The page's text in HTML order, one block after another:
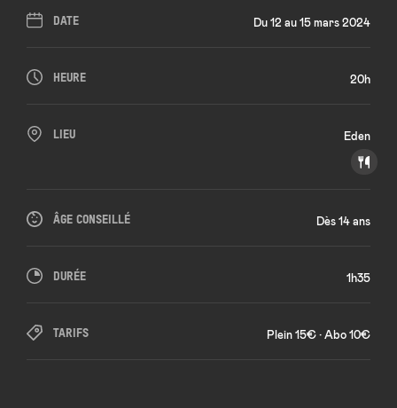
DATE Du 12 au 15 mars 2024
HEURE 20h
LIEU Eden
ÂGE CONSEILLÉ Dès 14 ans
DURÉE 1h35
TARIFS Plein 15€ • Abo 10€